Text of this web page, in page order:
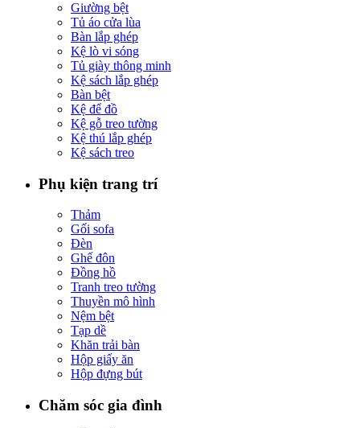
Giường bệt
Tủ áo cửa lùa
Bàn lắp ghép
Kệ lò vi sóng
Tủ giày thông minh
Kệ sách lắp ghép
Bàn bệt
Kệ để đồ
Kệ gỗ treo tường
Kệ thú lắp ghép
Kệ sách treo
Phụ kiện trang trí
Thảm
Gối sofa
Đèn
Ghế đôn
Đồng hồ
Tranh treo tường
Thuyền mô hình
Nệm bệt
Tạp dề
Khăn trải bàn
Hộp giấy ăn
Hộp đựng bút
Chăm sóc gia đình